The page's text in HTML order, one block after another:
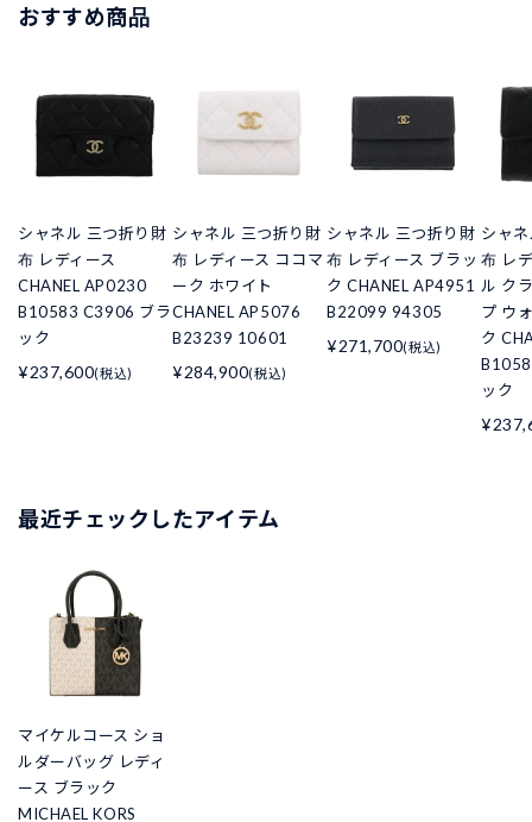
おすすめ商品
シャネル 三つ折り財
布 レディース
CHANEL AP0230
B10583 C3906 ブラ
ック
¥237,600(税込)
シャネル 三つ折り財
布 レディース ココマ
ーク ホワイト
CHANEL AP5076
B23239 10601
¥284,900(税込)
シャネル 三つ折り財
布 レディース ブラッ
ク CHANEL AP4951
B22099 94305
¥271,700(税込)
シャ
布 レ
ル ク
プ ウ
ク
ック
最近チェックしたアイテム
マイケルコース ショ
ルダーバッグ レディ
ース ブラック
MICHAEL KORS